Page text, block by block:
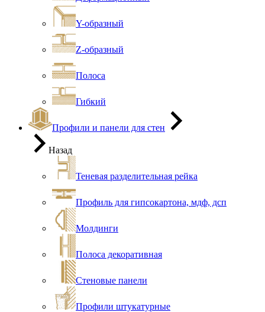
Y-образный
Z-образный
Полоса
Гибкий
Профили и панели для стен
Назад
Теневая разделительная рейка
Профиль для гипсокартона, мдф, дсп
Молдинги
Полоса декоративная
Стеновые панели
Профили штукатурные